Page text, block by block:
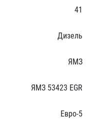
41
Дизель
ЯМЗ
ЯМЗ 53423 EGR
Евро-5